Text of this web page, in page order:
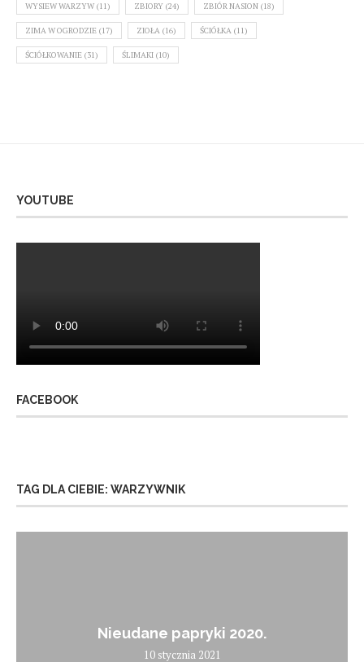
WYSIEW WARZYW (11) ZBIORY (24) ZBIÓR NASION (18)
ZIMA W OGRODZIE (17) ZIOŁA (16) ŚCIÓŁKA (11)
ŚCIÓŁKOWANIE (31) ŚLIMAKI (10)
YOUTUBE
FACEBOOK
TAG DLA CIEBIE: WARZYWNIK
Nieudane papryki 2020.
10 stycznia 2021